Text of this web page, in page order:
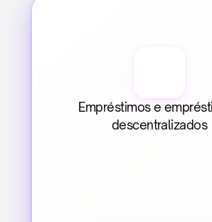
Empréstimos e
descentralizados